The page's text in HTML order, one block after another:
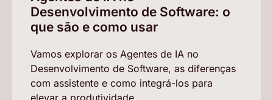
Desenvolvimento de Software: o
que são e como usar
Vamos explorar os Agentes de IA no
Desenvolvimento de Software, as diferenças
com assistente e como integrá-los para
elevar a produtividade.